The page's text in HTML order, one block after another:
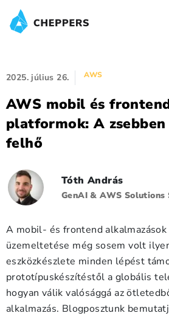
2025. július 26. AWS
AWS mobil és
platformok: A
felhő
Tóth András
GenAI & AWS
A mobil- és frontend
üzemeltetése még sosem volt
eszközkészlete minden lépést
prototípuskészítéstől a globális
hogyan válik valósággá az
alkalmazás. Blogposztunk